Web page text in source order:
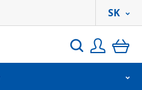
Hľadať
SK